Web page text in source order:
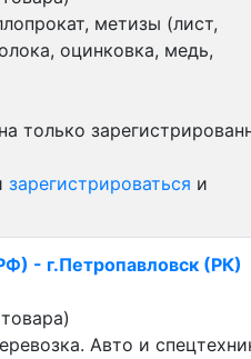
метизы (лист,
оцинковка, медь,
только
зарегистрироваться и
- г.Петропавловск (РК)
Авто и